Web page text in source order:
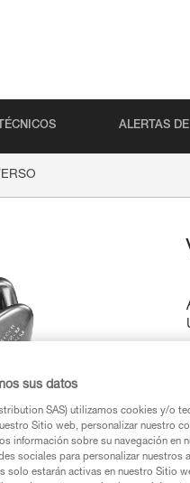
ALERTAS
sus datos
SAS) utilizamos cookies y/o
Sitio web, personalizar nuestro
información sobre su navegación
sociales para personalizar nuestros
solo estarán activas en nuestro Sitio